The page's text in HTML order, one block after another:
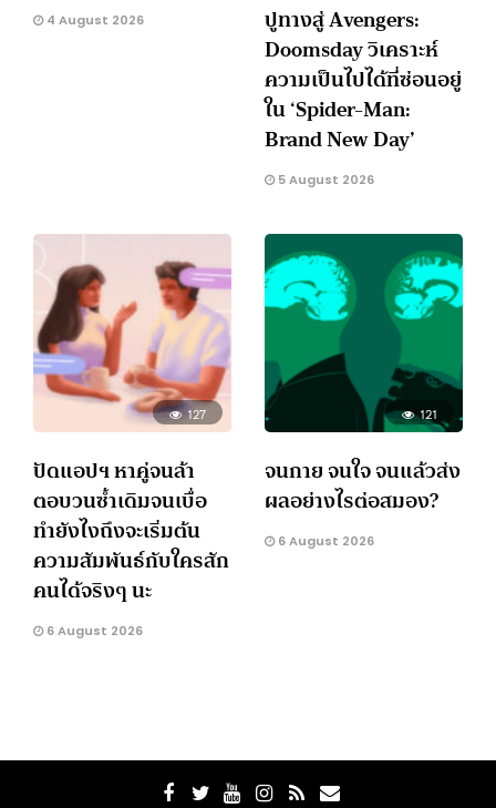
4 August 2026
ปูทางสู่ Avengers:
Doomsday วิเคราะห์
ความเป็นไปได้ที่ซ่อนอยู่
ใน ‘Spider-Man:
Brand New Day’
5 August 2026
127
ปัดแอปฯ หาคู่จนล้า
ตอบวนซ้ำเดิมจนเบื่อ
ทำยังไงถึงจะเริ่มต้น
ความสัมพันธ์กับใครสัก
คนได้จริงๆ นะ
6 August 2026
121
จนกาย จนใจ จนแล้วส่ง
ผลอย่างไรต่อสมอง?
6 August 2026